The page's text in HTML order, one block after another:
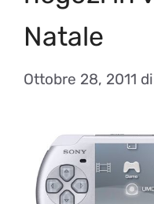
Natale
Ottobre 28, 2011 di